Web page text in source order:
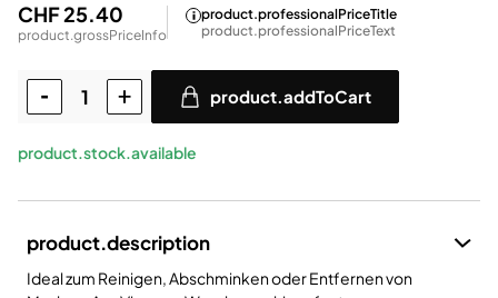
CHF 25.40
product.grossPriceInfo
product.professionalPriceTitle
product.professionalPriceText
product.addToCart
product.stock.available
product.description
Ideal zum Reinigen, Abschminken oder Entfernen von